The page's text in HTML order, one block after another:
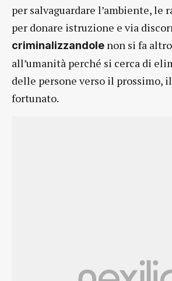
per salvaguardare l’ambiente, le
per donare istruzione e via
criminalizzandole non si fa
all’umanità perché si cerca di
delle persone verso il prossimo,
fortunato.